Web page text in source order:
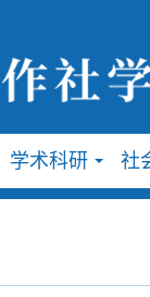
学术科研 社